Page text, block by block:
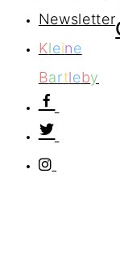
Newsletter
Kleine
Bartleby